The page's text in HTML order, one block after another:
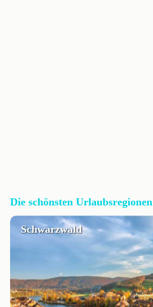
Die schönsten Urlaubsregionen
Schwarzwald